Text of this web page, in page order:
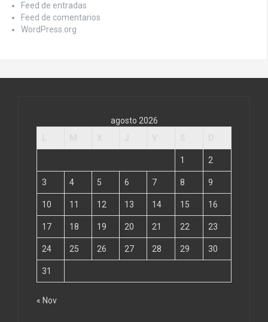
Feed de entradas
Feed de comentarios
WordPress.org
agosto 2026
1 2
3 4 5 6 7 8 9
10 11 12 13 14 15 16
17 18 19 20 21 22 23
24 25 26 27 28 29 30
31
« Nov